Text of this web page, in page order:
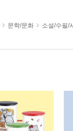
문학/문화 소설/수필/